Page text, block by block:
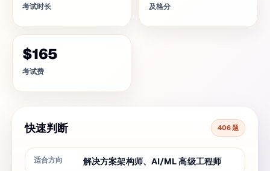
考试时长 及格分
$165
考试费
快速判断 406 题
适合方向 解决方案架构师、AI/ML 高级工程师